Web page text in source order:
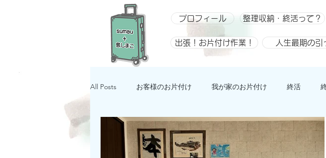
プロフィール 整理収納・終活って？
出張！お片付け作業！ 人生最期の引
All Posts お客様のお片付け 我が家のお片付け 終活
整理収納アドバイザー向け講座 整理収納